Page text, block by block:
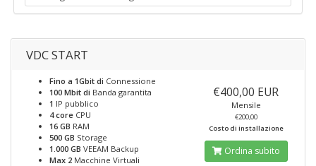
VDC START
Fino a 1Gbit di Connessione
100 Mbit di Banda garantita
1 IP pubblico
4 core CPU
16 GB RAM
500 GB Storage
1.000 GB VEEAM Backup
Max 2 Macchine Virtuali
€400,00 EUR
Mensile
€200,00
Costo di installazione
Ordina subito